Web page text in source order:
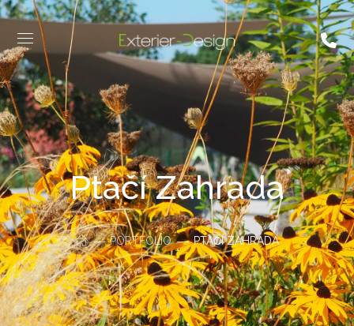
Ptačí Zahrada
PORTFOLIO PTAČÍ ZAHRADA